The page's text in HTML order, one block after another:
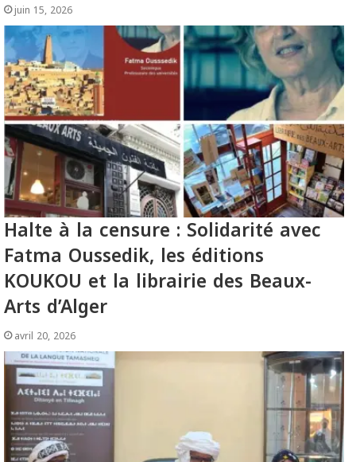
juin 15, 2026
Halte à la censure : Solidarité avec
Fatma Oussedik, les éditions
KOUKOU et la librairie des Beaux-
Arts d’Alger
avril 20, 2026